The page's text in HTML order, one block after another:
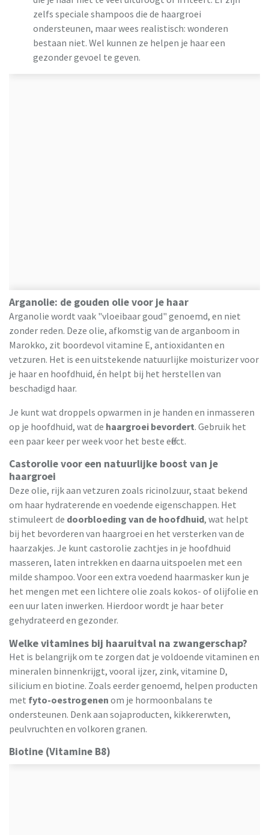
zelfs speciale shampoos die de haargroei
ondersteunen, maar wees realistisch: wonderen
bestaan niet. Wel kunnen ze helpen je haar een
gezonder gevoel te geven.
Arganolie: de gouden olie voor je haar
Arganolie wordt vaak "vloeibaar goud" genoemd, en niet
zonder reden. Deze olie, afkomstig van de arganboom in
Marokko, zit boordevol vitamine E, antioxidanten en
vetzuren. Het is een uitstekende natuurlijke moisturizer voor
je haar en hoofdhuid, én helpt bij het herstellen van
beschadigd haar.
Je kunt wat droppels opwarmen in je handen en inmasseren
op je hoofdhuid, wat de haargroei bevordert. Gebruik het
een paar keer per week voor het beste effect.
Castorolie voor een natuurlijke boost van je
haargroei
Deze olie, rijk aan vetzuren zoals ricinolzuur, staat bekend
om haar hydraterende en voedende eigenschappen. Het
stimuleert de doorbloeding van de hoofdhuid, wat helpt
bij het bevorderen van haargroei en het versterken van de
haarzakjes. Je kunt castorolie zachtjes in je hoofdhuid
masseren, laten intrekken en daarna uitspoelen met een
milde shampoo. Voor een extra voedend haarmasker kun je
het mengen met een lichtere olie zoals kokos- of olijfolie en
een uur laten inwerken. Hierdoor wordt je haar beter
gehydrateerd en gezonder.
Welke vitamines bij haaruitval na zwangerschap?
Het is belangrijk om te zorgen dat je voldoende vitaminen en
mineralen binnenkrijgt, vooral ijzer, zink, vitamine D,
silicium en biotine. Zoals eerder genoemd, helpen producten
met fyto-oestrogenen om je hormoonbalans te
ondersteunen. Denk aan sojaproducten, kikkererwten,
peulvruchten en volkoren granen.
Biotine (Vitamine B8)